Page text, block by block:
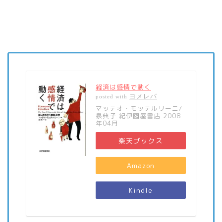
経済は感情で動く
posted with ヨメレバ
マッテオ・モッテルリーニ/
泉典子 紀伊國屋書店 2008
年04月
楽天ブックス
Amazon
Kindle